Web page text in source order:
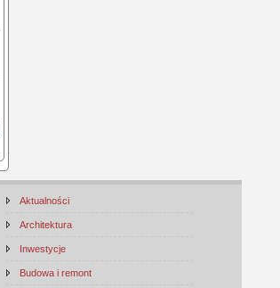
Aktualności
Architektura
Inwestycje
Budowa i remont